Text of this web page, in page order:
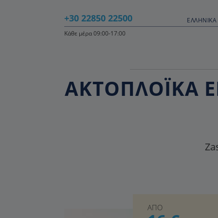
+30 22850 22500
ΕΛΛΗΝΙΚΆ
Κάθε μέρα 09:00-17:00
ΑΚΤΟΠΛΟΪΚΑ
ΑΠΟ